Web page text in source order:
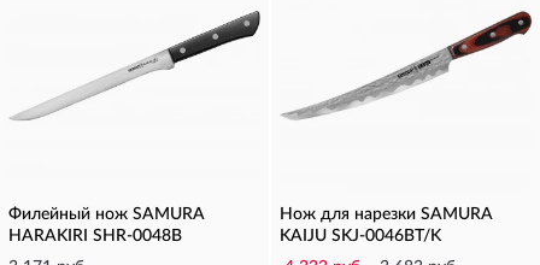
Филейный нож SAMURA
HARAKIRI SHR-0048B
Нож для нарезки SAMURA
KAIJU SKJ-0046BT/K